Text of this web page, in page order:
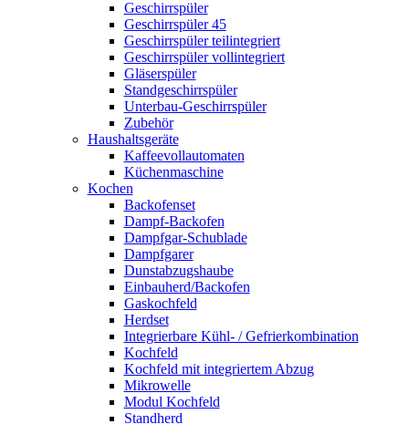
Geschirrspüler
Geschirrspüler 45
Geschirrspüler teilintegriert
Geschirrspüler vollintegriert
Gläserspüler
Standgeschirrspüler
Unterbau-Geschirrspüler
Zubehör
Haushaltsgeräte
Kaffeevollautomaten
Küchenmaschine
Kochen
Backofenset
Dampf-Backofen
Dampfgar-Schublade
Dampfgarer
Dunstabzugshaube
Einbauherd/Backofen
Gaskochfeld
Herdset
Integrierbare Kühl- / Gefrierkombination
Kochfeld
Kochfeld mit integriertem Abzug
Mikrowelle
Modul Kochfeld
Standherd